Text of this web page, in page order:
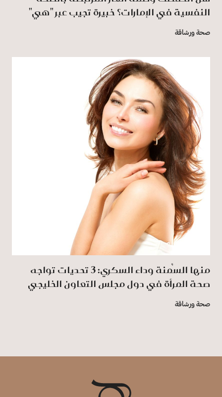
النفسية في الإمارات؟ خبيرة تجيب عبر "هي"
صحة ورشاقة
منها السُمنة وداء السكري: 3 تحديات تواجه
صحة المرأة في دول مجلس التعاون الخليجي
صحة ورشاقة